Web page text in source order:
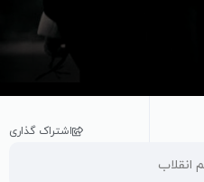
اشتراک گذاری
انقلاب